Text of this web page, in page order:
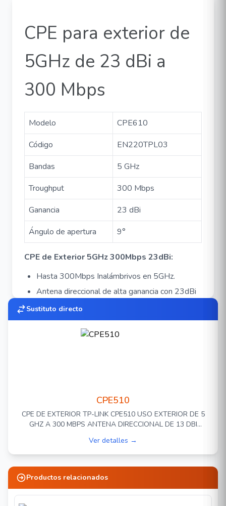
CPE para exterior de
5GHz de 23 dBi a
300 Mbps
Modelo
CPE610
Código
EN220TPL03
Bandas
5 GHz
Troughput
300 Mbps
Ganancia
23 dBi
Ángulo de apertura
9°
CPE de Exterior 5GHz 300Mbps 23dBi:
Hasta 300Mbps Inalámbrivos en 5GHz.
Antena direccional de alta ganancia con 23dBi
2x2 MIMO y un metal reflector dedicado, ideal
para depsliegues de larga distancia.
Directividad de rayo excelente, mejora la
Carcasa impermeable duradera IP65,
conjuntamente con protección de 15 kV ESD y
rayos de hasta 6 kV ale hacen idóneo para
cualquier clima.
capacidad y latencia
Sustituto directo
CPE510
CPE DE EXTERIOR TP-LINK CPE510 USO EXTERIOR DE 5
GHZ A 300 MBPS ANTENA DIRECCIONAL DE 13 DBI
Ver detalles →
Productos relacionados